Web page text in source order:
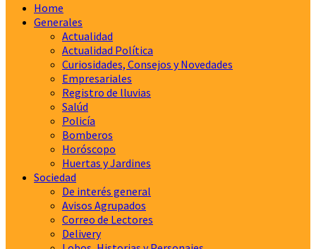
Home
Generales
Actualidad
Actualidad Política
Curiosidades, Consejos y Novedades
Empresariales
Registro de lluvias
Salúd
Policía
Bomberos
Horóscopo
Huertas y Jardines
Sociedad
De interés general
Avisos Agrupados
Correo de Lectores
Delivery